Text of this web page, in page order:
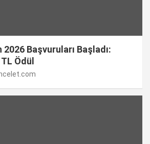
Başvuruları Başladı:
Ödül